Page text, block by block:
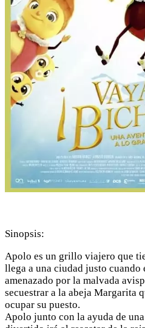
Sinopsis:
Apolo es un grillo viajero que
llega a una ciudad justo cuando
amenazado por la malvada
secuestrar a la abeja Margarita
ocupar su puesto.
Apolo junto con la ayuda de